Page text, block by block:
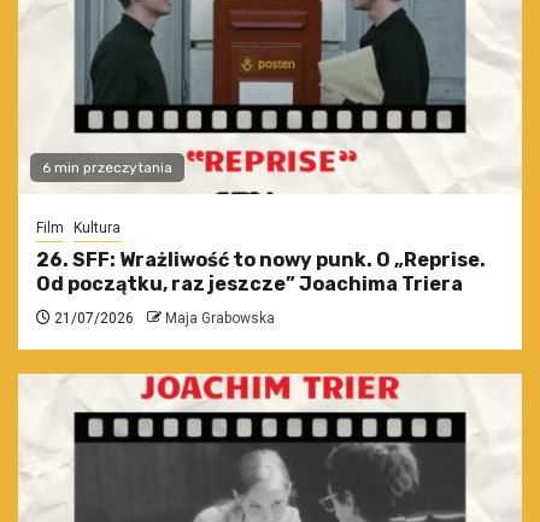
6 min przeczytania
Film Kultura
26. SFF: Wrażliwość to nowy punk. O „Reprise.
Od początku, raz jeszcze” Joachima Triera
21/07/2026 Maja Grabowska